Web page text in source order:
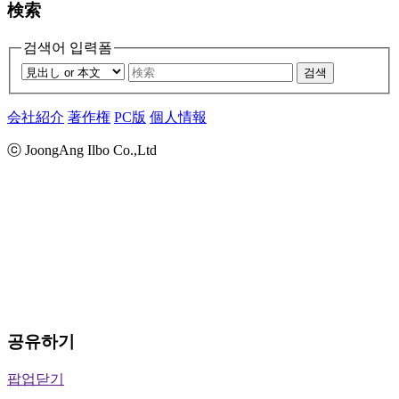
検索
검색어 입력폼
검색
会社紹介 著作権 PC版 個人情報
ⓒ JoongAng Ilbo Co.,Ltd
공유하기
팝업닫기